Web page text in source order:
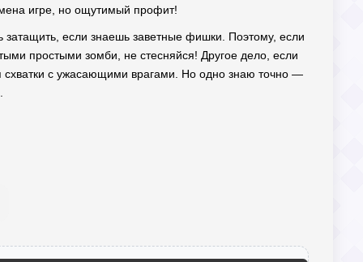
игре, но ощутимый профит!
если знаешь заветные фишки. Поэтому, если
простыми зомби, не стесняйся! Другое дело, если
схватки с ужасающими врагами. Но одно знаю точно —